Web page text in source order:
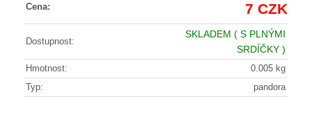
Cena: 7 CZK
Dostupnost:
SKLADEM ( S PLNÝMI
SRDÍČKY )
Hmotnost:
0.005 kg
Typ:
pandora